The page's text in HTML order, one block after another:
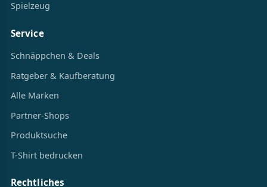
Spielzeug
Service
Schnäppchen & Deals
Ratgeber & Kaufberatung
Alle Marken
Partner-Shops
Produktsuche
T-Shirt bedrucken
Rechtliches